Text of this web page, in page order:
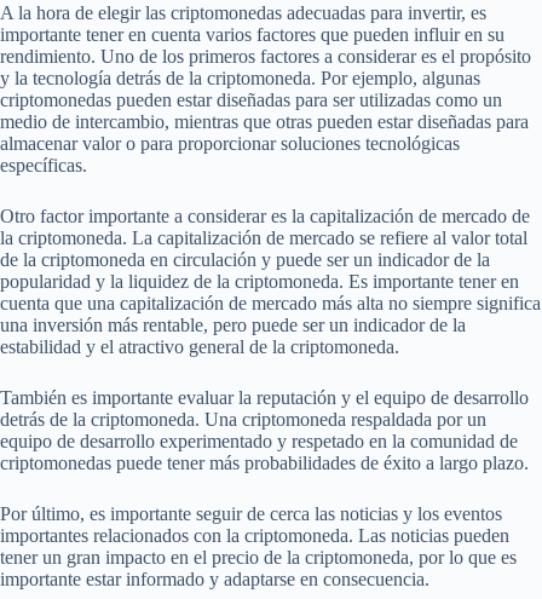
A la hora de elegir las criptomonedas adecuadas para invertir, es
importante tener en cuenta varios factores que pueden influir en su
rendimiento. Uno de los primeros factores a considerar es el propósito
y la tecnología detrás de la criptomoneda. Por ejemplo, algunas
criptomonedas pueden estar diseñadas para ser utilizadas como un
medio de intercambio, mientras que otras pueden estar diseñadas para
almacenar valor o para proporcionar soluciones tecnológicas
específicas.
Otro factor importante a considerar es la capitalización de mercado de
la criptomoneda. La capitalización de mercado se refiere al valor total
de la criptomoneda en circulación y puede ser un indicador de la
popularidad y la liquidez de la criptomoneda. Es importante tener en
cuenta que una capitalización de mercado más alta no siempre significa
una inversión más rentable, pero puede ser un indicador de la
estabilidad y el atractivo general de la criptomoneda.
También es importante evaluar la reputación y el equipo de desarrollo
detrás de la criptomoneda. Una criptomoneda respaldada por un
equipo de desarrollo experimentado y respetado en la comunidad de
criptomonedas puede tener más probabilidades de éxito a largo plazo.
Por último, es importante seguir de cerca las noticias y los eventos
importantes relacionados con la criptomoneda. Las noticias pueden
tener un gran impacto en el precio de la criptomoneda, por lo que es
importante estar informado y adaptarse en consecuencia.